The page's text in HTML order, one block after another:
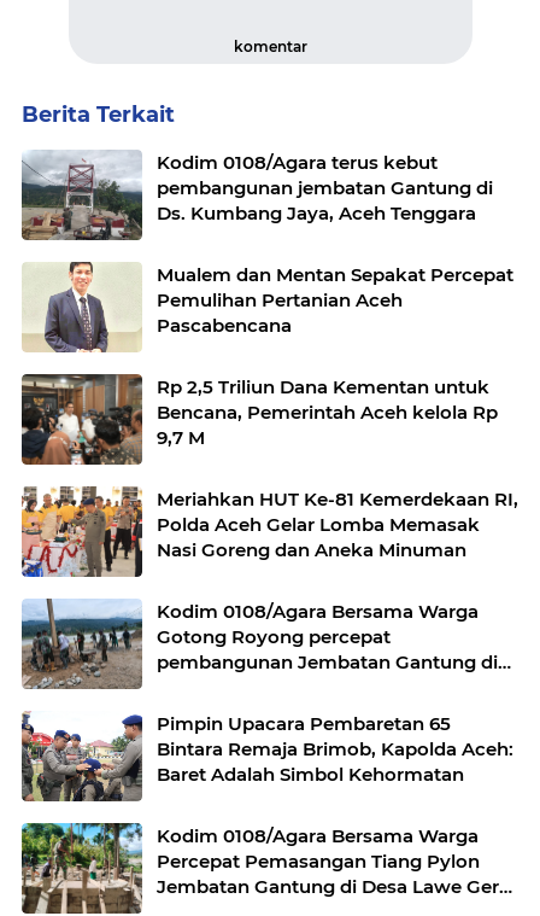
komentar
Berita Terkait
Kodim 0108/Agara terus kebut
pembangunan jembatan Gantung di
Ds. Kumbang Jaya, Aceh Tenggara
Mualem dan Mentan Sepakat Percepat
Pemulihan Pertanian Aceh
Pascabencana
Rp 2,5 Triliun Dana Kementan untuk
Bencana, Pemerintah Aceh kelola Rp
9,7 M
Meriahkan HUT Ke-81 Kemerdekaan RI,
Polda Aceh Gelar Lomba Memasak
Nasi Goreng dan Aneka Minuman
Kodim 0108/Agara Bersama Warga
Gotong Royong percepat
pembangunan Jembatan Gantung di
Pimpin Upacara Pembaretan 65
Bintara Remaja Brimob, Kapolda Aceh:
Baret Adalah Simbol Kehormatan
Kodim 0108/Agara Bersama Warga
Percepat Pemasangan Tiang Pylon
Jembatan Gantung di Desa Lawe Ger-